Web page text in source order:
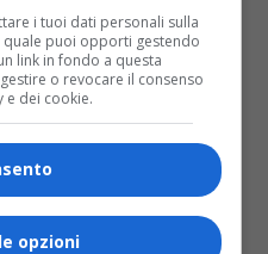
i tuoi dati personali sulla
puoi opporti gestendo
link in fondo a questa
o revocare il consenso
e dei cookie.
opzioni